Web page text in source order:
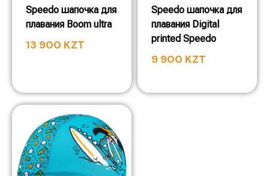
Speedo шапочка для
плавания Boom ultra
13 900 KZT
Speedo шапочка для
плавания Digital
printed Speedo
9 900 KZT